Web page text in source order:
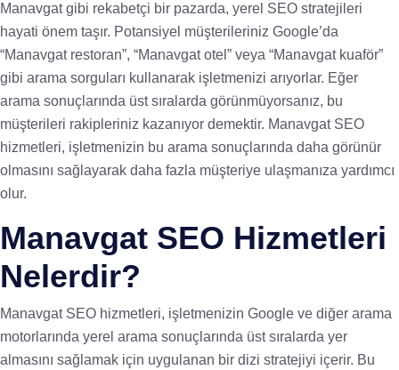
Manavgat gibi rekabetçi bir pazarda, yerel SEO stratejileri
hayati önem taşır. Potansiyel müşterileriniz Google’da
“Manavgat restoran”, “Manavgat otel” veya “Manavgat kuaför”
gibi arama sorguları kullanarak işletmenizi arıyorlar. Eğer
arama sonuçlarında üst sıralarda görünmüyorsanız, bu
müşterileri rakipleriniz kazanıyor demektir. Manavgat SEO
hizmetleri, işletmenizin bu arama sonuçlarında daha görünür
olmasını sağlayarak daha fazla müşteriye ulaşmanıza yardımcı
olur.
Manavgat SEO Hizmetleri
Nelerdir?
Manavgat SEO hizmetleri, işletmenizin Google ve diğer arama
motorlarında yerel arama sonuçlarında üst sıralarda yer
almasını sağlamak için uygulanan bir dizi stratejiyi içerir. Bu